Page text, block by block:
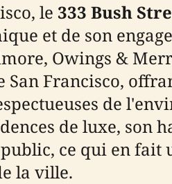
le 333 Bush
et de son
Owings &
Francisco,
de
de luxe, son
ce qui en fait
la ville.